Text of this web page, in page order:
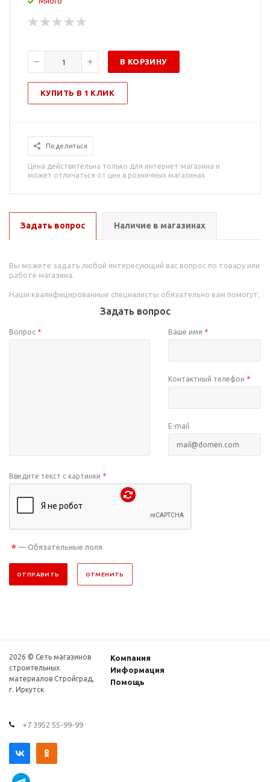
В КОРЗИНУ
КУПИТЬ В 1 КЛИК
Поделиться
Цена действительна только для интернет-магазина и
может отличаться от цен в розничных магазинах
Задать вопрос Наличие в магазинах
Вы можете задать любой интересующий вас вопрос по товару или
работе магазина.
Наши квалифицированные специалисты обязательно вам помогут.
Задать вопрос
Вопрос * Ваше имя *
Контактный телефон *
E-mail
Введите текст с картинки *
* — Обязательные поля
ОТПРАВИТЬ ОТМЕНИТЬ
2026 © Сеть магазинов
строительных
материалов Стройград,
г. Иркутск
Компания
Информация
Помощь
+7 3952 55-99-99